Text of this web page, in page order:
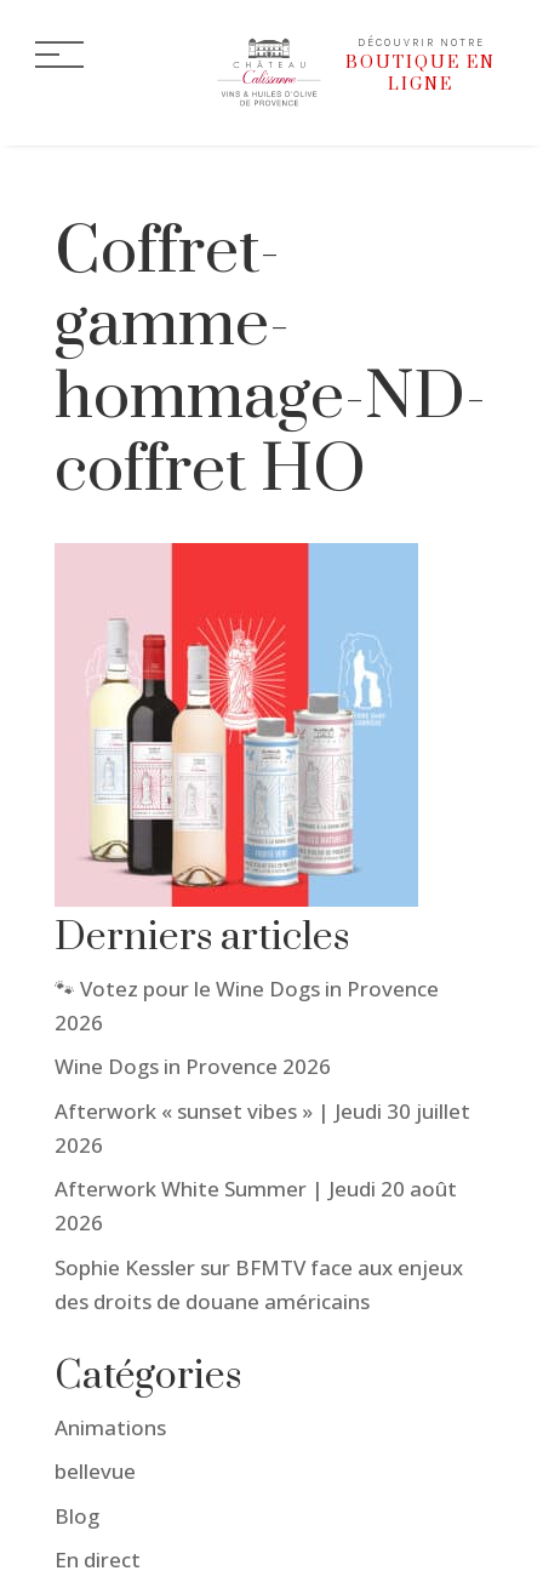
DÉCOUVRIR NOTRE
BOUTIQUE EN
LIGNE
Coffret-
gamme-
hommage-ND-
coffret HO
Derniers articles
🐾 Votez pour le Wine Dogs in Provence
2026
Wine Dogs in Provence 2026
Afterwork « sunset vibes » | Jeudi 30 juillet
2026
Afterwork White Summer | Jeudi 20 août
2026
Sophie Kessler sur BFMTV face aux enjeux
des droits de douane américains
Catégories
Animations
bellevue
Blog
En direct